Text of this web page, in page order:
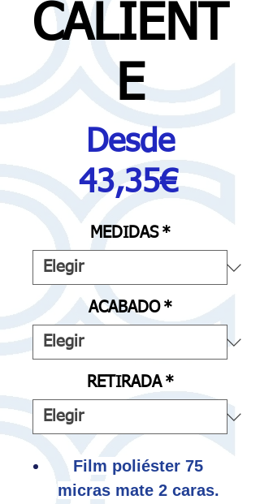
CALIENT
E
Desde
43,35€Precio
oferta
MEDIDAS *
ACABADO *
RETIRADA *
Film poliéster 75
micras mate 2 caras.